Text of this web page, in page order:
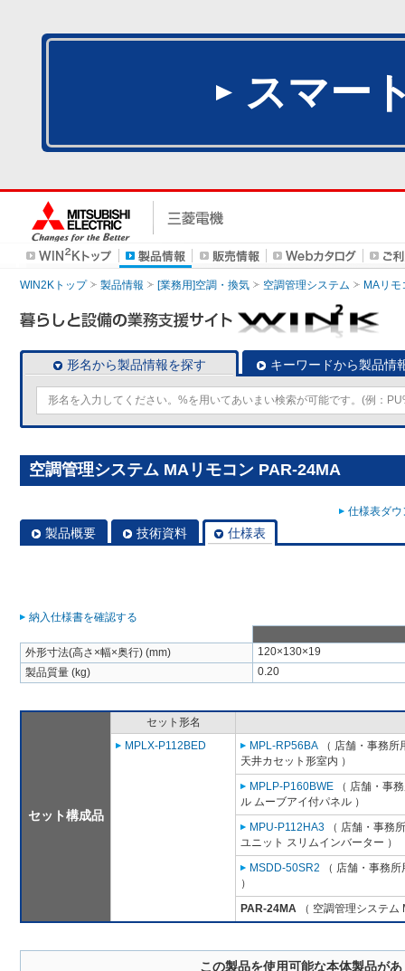
スマー
WIN2Kトップ 製品情報 [業務用]空調・換気 空調管理システム MAリモ
形名から製品情報を探す キーワードから製品情
空調管理システム MAリモコン PAR-24MA
仕様表ダ
製品概要 技術資料 仕様表
納入仕様書を確認する
外形寸法(高さ×幅×奥行) (mm)
120×130×19
製品質量 (kg)
0.20
セット構成品
セット形名
MPLX-P112BED
MPL-RP56BA （ 店舗・事務
天井カセット形室内 ）
MPLP-P160BWE （ 店舗・事
ル ムーブアイ付パネル ）
MPU-P112HA3 （ 店舗・事務
ユニット スリムインバーター ）
MSDD-50SR2 （ 店舗・事務
）
PAR-24MA （ 空調管理システム
この製品を使用可能な本体製品が